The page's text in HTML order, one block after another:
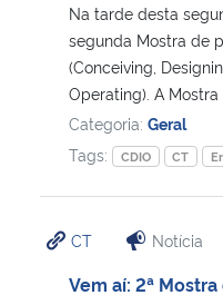
Na tarde desta
segunda Mostra de
(Conceiving,
Operating). A
Categoria: Geral
Tags:
CDIO CT
CT Notícia
Vem aí: 2ª